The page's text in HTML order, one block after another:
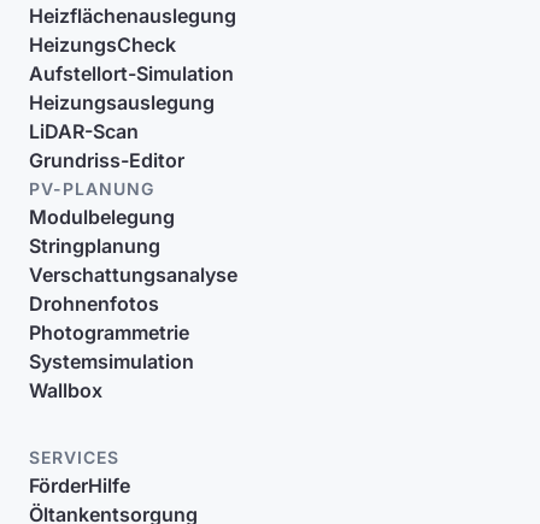
Heizflächenauslegung
HeizungsCheck
Aufstellort-Simulation
Heizungsauslegung
LiDAR-Scan
Grundriss-Editor
PV-PLANUNG
Modulbelegung
Stringplanung
Verschattungsanalyse
Drohnenfotos
Photogrammetrie
Systemsimulation
Wallbox
SERVICES
FörderHilfe
Öltankentsorgung